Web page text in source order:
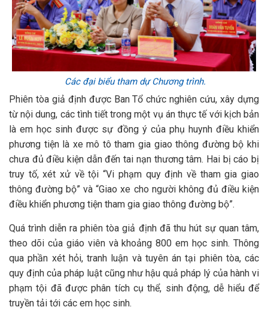
Các đại biểu tham dự Chương trình.
Phiên tòa giả định được Ban Tổ chức nghiên cứu, xây dựng
từ nội dung, các tình tiết trong một vụ án thực tế với kịch bản
là em học sinh được sự đồng ý của phụ huynh điều khiển
phương tiện là xe mô tô tham gia giao thông đường bộ khi
chưa đủ điều kiện dẫn đến tai nạn thương tâm. Hai bị cáo bị
truy tố, xét xử về tội “Vi phạm quy định về tham gia giao
thông đường bộ” và “Giao xe cho người không đủ điều kiện
điều khiển phương tiện tham gia giao thông đường bộ”.
Quá trình diễn ra phiên tòa giả định đã thu hút sự quan tâm,
theo dõi của giáo viên và khoảng 800 em học sinh. Thông
qua phần xét hỏi, tranh luận và tuyên án tại phiên tòa, các
quy định của pháp luật cũng như hậu quả pháp lý của hành vi
phạm tội đã được phân tích cụ thể, sinh động, dễ hiểu để
truyền tải tới các em học sinh.